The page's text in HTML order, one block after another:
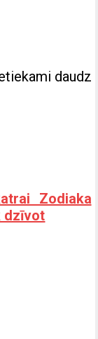
daudz
Zodiaka
dzīvot